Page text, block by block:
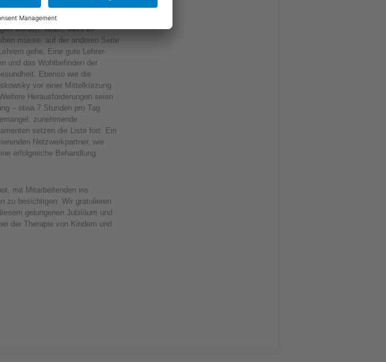
wurden, seien, dass es
müsse, auf der anderen Seite
gehe. Eine gute Lehrer-
und das Wohlbefinden der
Ebenso wie die
vor einer Mittelkürzung
Herausforderungen seien
– etwa 7 Stunden pro Tag
zunehmende
setzen die Liste fort. Ein
Netzwerkpartner, wie
erfolgreiche Behandlung
mit Mitarbeitenden ins
zu besichtigen. Wir gratulieren
gelungenen Jubiläum und
der Therapie von Kindern und